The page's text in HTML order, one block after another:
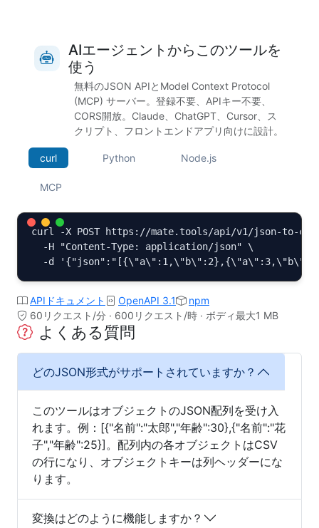
AIエージェントからこのツールを
使う
無料のJSON APIとModel Context Protocol
(MCP) サーバー。登録不要、APIキー不要、
CORS開放。Claude、ChatGPT、Cursor、ス
クリプト、フロントエンドアプリ向けに設計。
curl Python Node.js
MCP
curl -X POST https://mate.tools/api/v1/json-to-
  -H "Content-Type: application/json" \
-d
APIドキュメント OpenAPI 3.1
npm
60リクエスト/分 · 600リクエスト/時 · ボディ最大1 MB
よくある質問
どのJSON形式がサポートされていますか？
このツールはオブジェクトのJSON配列を受け入
れます。例：[{"名前":"太郎","年齢":30},{"名前":"花
子","年齢":25}]。配列内の各オブジェクトはCSV
の行になり、オブジェクトキーは列ヘッダーにな
ります。
変換はどのように機能しますか？